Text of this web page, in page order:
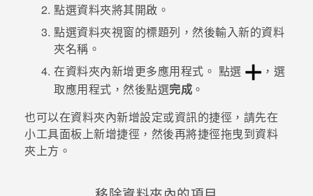
點選資料夾將其開啟。
點選資料夾視窗的標題列，然後輸入新的資料
夾名稱。
在資料夾內新增更多應用程式。 點選
，選
取應用程式，然後點選完成 。
也可以在資料夾內新增設定或資訊的捷徑，請先在
小工具面板上新增捷徑，然後再將捷徑拖曳到資料
夾上方。